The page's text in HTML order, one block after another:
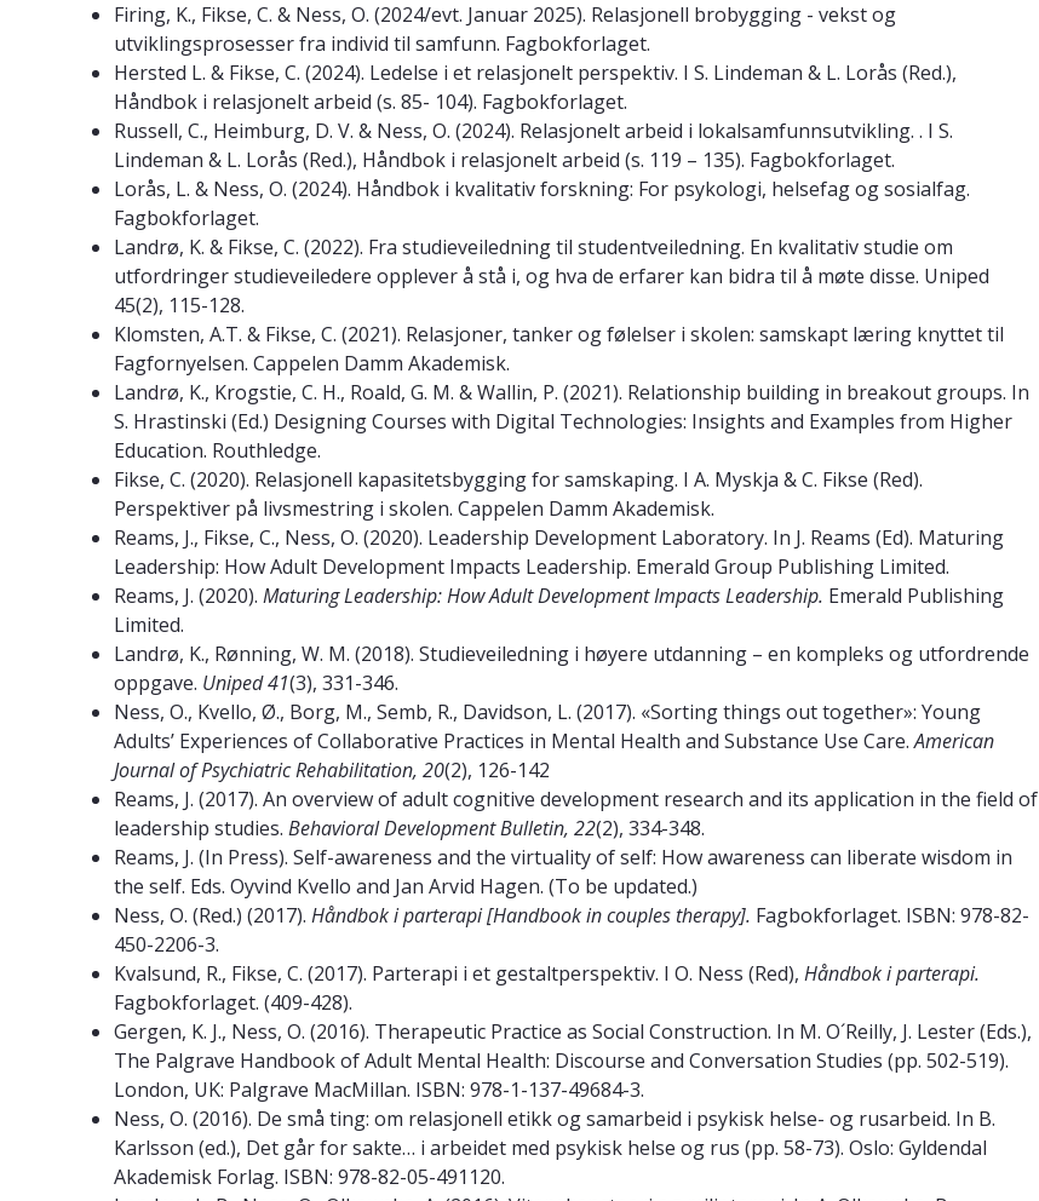
Firing, K., Fikse, C. & Ness, O. (2024/evt. Januar 2025). Relasjonell brobygging - vekst og
utviklingsprosesser fra individ til samfunn. Fagbokforlaget.
Hersted L. & Fikse, C. (2024). Ledelse i et relasjonelt perspektiv. I S. Lindeman & L. Lorås (Red.),
Håndbok i relasjonelt arbeid (s. 85- 104). Fagbokforlaget.
Russell, C., Heimburg, D. V. & Ness, O. (2024). Relasjonelt arbeid i lokalsamfunnsutvikling. . I S.
Lindeman & L. Lorås (Red.), Håndbok i relasjonelt arbeid (s. 119 – 135). Fagbokforlaget.
Lorås, L. & Ness, O. (2024). Håndbok i kvalitativ forskning: For psykologi, helsefag og sosialfag.
Fagbokforlaget.
Landrø, K. & Fikse, C. (2022). Fra studieveiledning til studentveiledning. En kvalitativ studie om
utfordringer studieveiledere opplever å stå i, og hva de erfarer kan bidra til å møte disse. Uniped
45(2), 115-128.
Klomsten, A.T. & Fikse, C. (2021). Relasjoner, tanker og følelser i skolen: samskapt læring knyttet til
Fagfornyelsen. Cappelen Damm Akademisk.
Landrø, K., Krogstie, C. H., Roald, G. M. & Wallin, P. (2021). Relationship building in breakout groups. In
S. Hrastinski (Ed.) Designing Courses with Digital Technologies: Insights and Examples from Higher
Education. Routhledge.
Fikse, C. (2020). Relasjonell kapasitetsbygging for samskaping. I A. Myskja & C. Fikse (Red).
Perspektiver på livsmestring i skolen. Cappelen Damm Akademisk.
Reams, J., Fikse, C., Ness, O. (2020). Leadership Development Laboratory. In J. Reams (Ed). Maturing
Leadership: How Adult Development Impacts Leadership. Emerald Group Publishing Limited.
Reams, J. (2020). Maturing Leadership: How Adult Development Impacts Leadership. Emerald Publishing
Limited.
Landrø, K., Rønning, W. M. (2018). Studieveiledning i høyere utdanning – en kompleks og utfordrende
oppgave. Uniped 41(3), 331-346.
Ness, O., Kvello, Ø., Borg, M., Semb, R., Davidson, L. (2017). «Sorting things out together»: Young
Adults’ Experiences of Collaborative Practices in Mental Health and Substance Use Care.American
Journal of Psychiatric Rehabilitation, 20(2), 126-142
Reams, J. (2017). An overview of adult cognitive development research and its application in the field of
leadership studies. Behavioral Development Bulletin, 22(2), 334-348.
Reams, J. (In Press). Self-awareness and the virtuality of self: How awareness can liberate wisdom in
the self. Eds. Oyvind Kvello and Jan Arvid Hagen. (To be updated.)
Ness, O. (Red.) (2017). Håndbok i parterapi [Handbook in couples therapy]. Fagbokforlaget. ISBN: 978-82-
450-2206-3.
Kvalsund, R., Fikse, C. (2017). Parterapi i et gestaltperspektiv. I O. Ness (Red), Håndbok i parterapi.
Fagbokforlaget. (409-428).
Gergen, K. J., Ness, O. (2016). Therapeutic Practice as Social Construction. In M. O´Reilly, J. Lester (Eds.),
The Palgrave Handbook of Adult Mental Health: Discourse and Conversation Studies (pp. 502-519).
London, UK: Palgrave MacMillan. ISBN: 978-1-137-49684-3.
Ness, O. (2016). De små ting: om relasjonell etikk og samarbeid i psykisk helse- og rusarbeid. In B.
Karlsson (ed.), Det går for sakte… i arbeidet med psykisk helse og rus (pp. 58-73). Oslo: Gyldendal
Akademisk Forlag. ISBN: 978-82-05-491120.